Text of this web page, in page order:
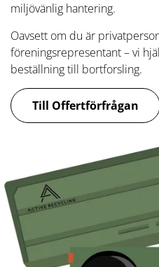
miljövänlig hantering.
Oavsett om du är
föreningsrepresentant – vi
beställning till bortforsling.
Till Offertförfrågan